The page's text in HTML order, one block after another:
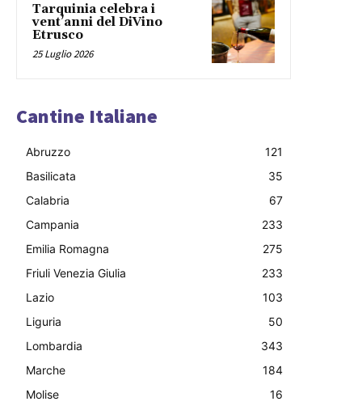
Tarquinia celebra i
vent’anni del DiVino
Etrusco
25 Luglio 2026
Cantine Italiane
Abruzzo
121
Basilicata
35
Calabria
67
Campania
233
Emilia Romagna
275
Friuli Venezia Giulia
233
Lazio
103
Liguria
50
Lombardia
343
Marche
184
Molise
16